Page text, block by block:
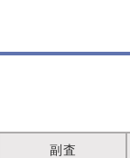
副査